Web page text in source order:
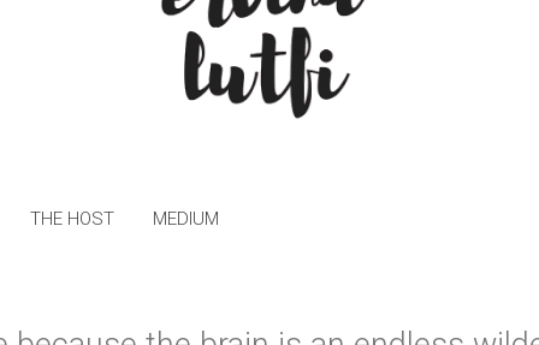
THE HOST MEDIUM